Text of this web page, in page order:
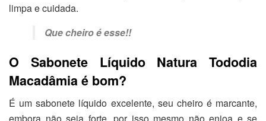
limpa e cuidada.
Que cheiro é esse!!
O Sabonete Líquido Natura Tododia
Macadâmia é bom?
É um sabonete líquido excelente, seu cheiro é marcante,